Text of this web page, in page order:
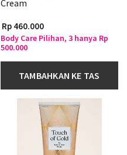
Cream
Rp 460.000
Body Care Pilihan, 3 hanya Rp
500.000
TAMBAHKAN KE TAS